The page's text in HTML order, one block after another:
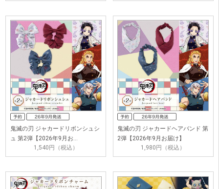
鬼滅の刃 ジャカードリボンシュシ
ュ 第2弾【2026年9月お…
1,540円（税込）
鬼滅の刃 ジャカードヘアバンド 第
2弾【2026年9月お届け】
1,980円（税込）